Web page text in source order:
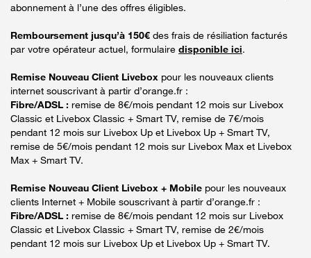
abonnement à l’une des offres éligibles.
Remboursement jusqu’à 150€ des frais de résiliation facturés
par votre opérateur actuel, formulaire disponible ici.
Remise Nouveau Client Livebox pour les nouveaux clients
internet souscrivant à partir d’orange.fr :
Fibre/ADSL : remise de 8€/mois pendant 12 mois sur Livebox
Classic et Livebox Classic + Smart TV, remise de 7€/mois
pendant 12 mois sur Livebox Up et Livebox Up + Smart TV,
remise de 5€/mois pendant 12 mois sur Livebox Max et Livebox
Max + Smart TV.
Remise Nouveau Client Livebox + Mobile pour les nouveaux
clients Internet + Mobile souscrivant à partir d’orange.fr :
Fibre/ADSL : remise de 8€/mois pendant 12 mois sur Livebox
Classic et Livebox Classic + Smart TV, remise de 2€/mois
pendant 12 mois sur Livebox Up et Livebox Up + Smart TV.